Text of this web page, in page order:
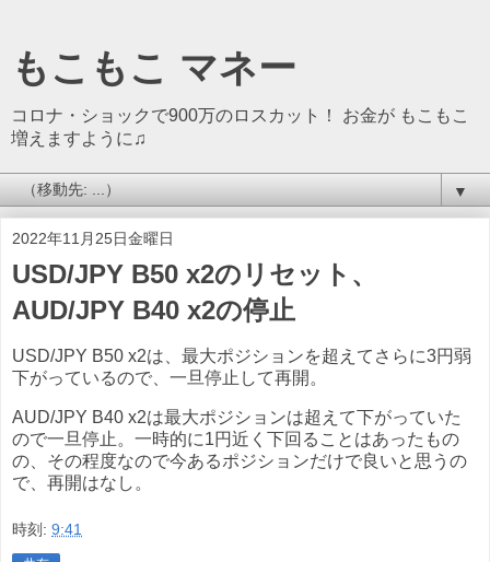
もこもこ マネー
コロナ・ショックで900万のロスカット！ お金が もこもこ
増えますように♫
▼
2022年11月25日金曜日
USD/JPY B50 x2のリセット、
AUD/JPY B40 x2の停止
USD/JPY B50 x2は、最大ポジションを超えてさらに3円弱
下がっているので、一旦停止して再開。
AUD/JPY B40 x2は最大ポジションは超えて下がっていた
ので一旦停止。一時的に1円近く下回ることはあったもの
の、その程度なので今あるポジションだけで良いと思うの
で、再開はなし。
時刻: 9:41